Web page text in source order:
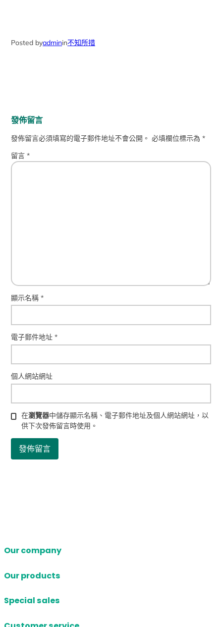
Posted byadminin不知所措
發佈留言
發佈留言必須填寫的電子郵件地址不會公開。 必填欄位標示為*
留言*
顯示名稱*
電子郵件地址*
個人網站網址
在瀏覽器中儲存顯示名稱、電子郵件地址及個人網站網址，以
供下次發佈留言時使用。
Our company
Our products
Special sales